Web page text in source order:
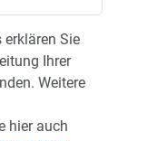
Sie
Ihrer
Weitere
hier auch